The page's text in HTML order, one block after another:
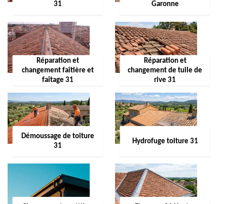
31
Garonne
Réparation et
changement faîtière et
faîtage 31
Réparation et
changement de tuile de
rive 31
Démoussage de toiture
31
Hydrofuge toiture 31